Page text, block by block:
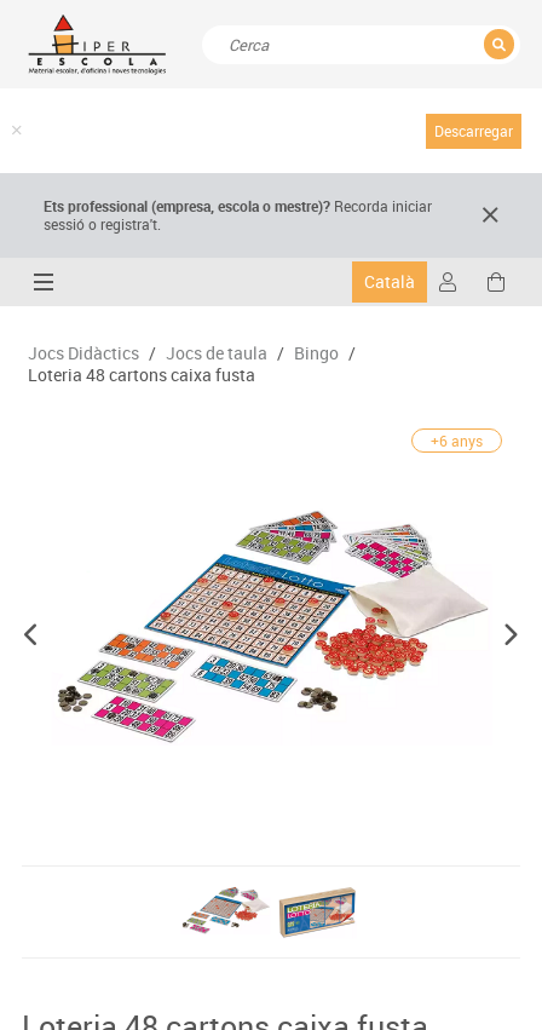
Descarregar
Ets professional (empresa,escola o mestre)? Recorda iniciar
sessió o registra't.
Català
Jocs Didàctics / Jocs de taula / Bingo /
Loteria 48 cartons caixa fusta
+6 anys